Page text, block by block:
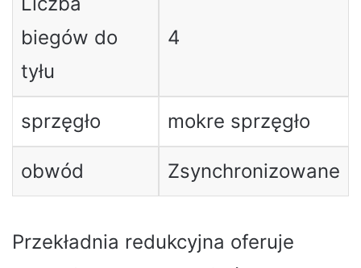
biegów do
tyłu
4
sprzęgło mokre sprzęgło
obwód Zsynchronizowane
Przekładnia redukcyjna oferuje